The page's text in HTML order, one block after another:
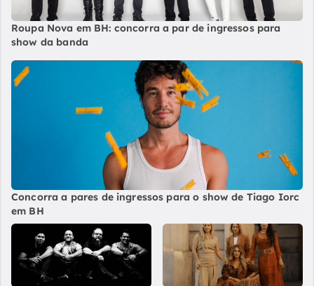
Roupa Nova em BH: concorra a par de ingressos para
show da banda
Concorra a pares de ingressos para o show de Tiago Iorc
em BH